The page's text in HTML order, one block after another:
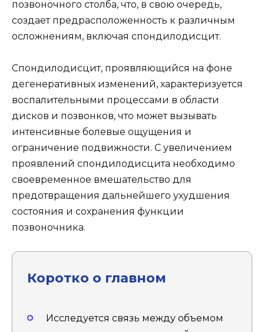
позвоночного столба, что, в свою очередь,
создает предрасположенность к различным
осложнениям, включая спондилодисцит.
Спондилодисцит, проявляющийся на фоне
дегенеративных изменений, характеризуется
воспалительными процессами в области
дисков и позвонков, что может вызывать
интенсивные болевые ощущения и
ограничение подвижности. С увеличением
проявлений спондилодисцита необходимо
своевременное вмешательство для
предотвращения дальнейшего ухудшения
состояния и сохранения функции
позвоночника.
Коротко о главном
Исследуется связь между объемом